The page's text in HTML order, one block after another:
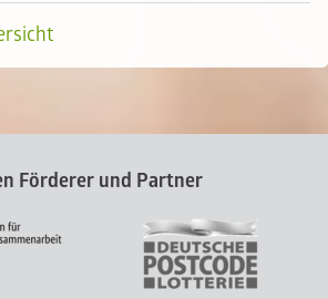
Förderer und Partner